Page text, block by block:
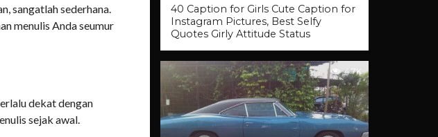
sangatlah sederhana.
menulis Anda seumur
dekat dengan
sejak awal.
40 Caption for Girls Cute Caption for
Instagram Pictures, Best Selfy
Quotes Girly Attitude Status
4.7K